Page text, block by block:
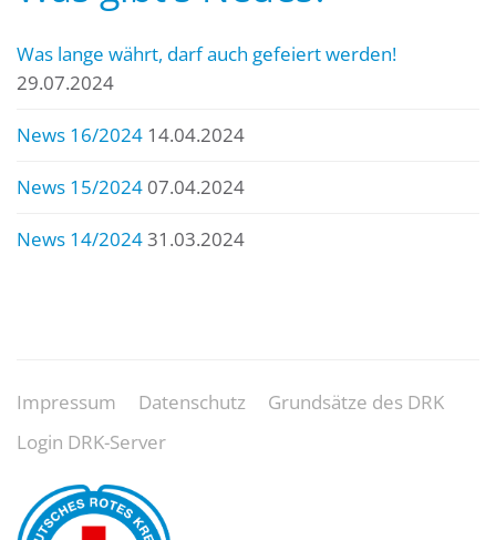
Was lange währt, darf auch gefeiert werden!
29.07.2024
News 16/2024 14.04.2024
News 15/2024 07.04.2024
News 14/202431.03.2024
Impressum Datenschutz
Grundsätze des DRK
Login DRK-Server